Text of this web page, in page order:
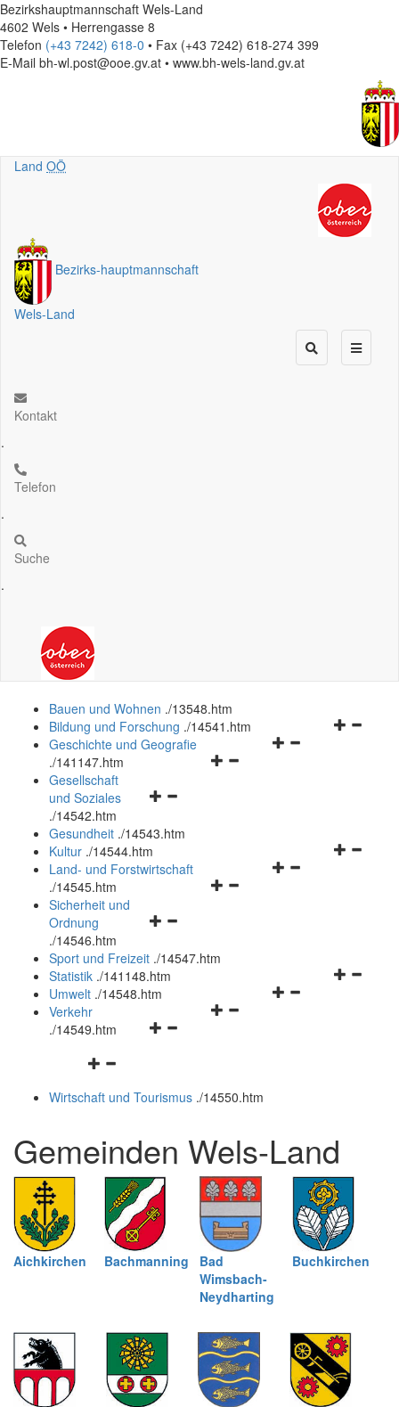
Bezirkshauptmannschaft Wels-Land
4602 Wels • Herrengasse 8
Telefon (+43 7242) 618-0 • Fax (+43 7242) 618-274 399
E-Mail bh-wl.post@ooe.gv.at • www.bh-wels-land.gv.at
Land OÖ
Bezirks-hauptmannschaft
Wels-Land
Kontakt
.
Telefon
.
Suche
.
Bauen und Wohnen ./13548.htm
Navigationsmenü
Bildung und Forschung ./14541.htm
Navigationsmenü
Geschichte und Geografie
./141147.htm
Navigationsmenü
und
schließen
Gesellschaft
und Soziales
./14542.htm
Gesundheit ./14543.htm
Navigationsmenü
Kultur ./14544.htm
Navigationsmenü
Land- und Forstwirtschaft
./14545.htm
Navigationsmenü
und
schließen
Sicherheit und
Ordnung
./14546.htm
Sport und Freizeit ./14547.htm
Navigationsmenü
Statistik ./141148.htm
Navigationsmenü
Umwelt ./14548.htm
Navigationsmenü
Verkehr
./14549.htm
Navigationsmenü
und
Wirtschaft und Tourismus ./14550.htm
Gemeinden Wels-Land
Aichkirchen Bachmanning
Bad
Wimsbach-
Neydharting
Buchkirchen